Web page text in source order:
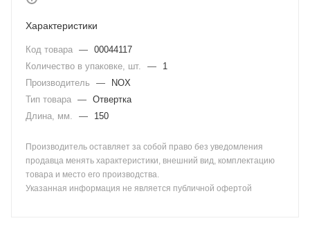
Характеристики
Код товара — 00044117
Количество в упаковке, шт.
—
1
Производитель
—
NOX
Тип товара — Отвертка
Длина, мм.
— 150
Производитель оставляет за собой право без уведомления
продавца менять характеристики, внешний вид, комплектацию
товара и место его производства.
Указанная информация не является публичной офертой